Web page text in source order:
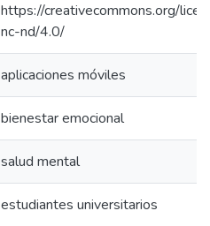
https://creativecommons.org/
nc-nd/4.0/
aplicaciones móviles
bienestar emocional
salud mental
estudiantes universitarios